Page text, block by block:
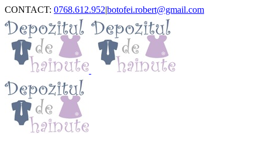
Skip
to
content
CONTACT: 0768.612.952|botofei.robert@gmail.com